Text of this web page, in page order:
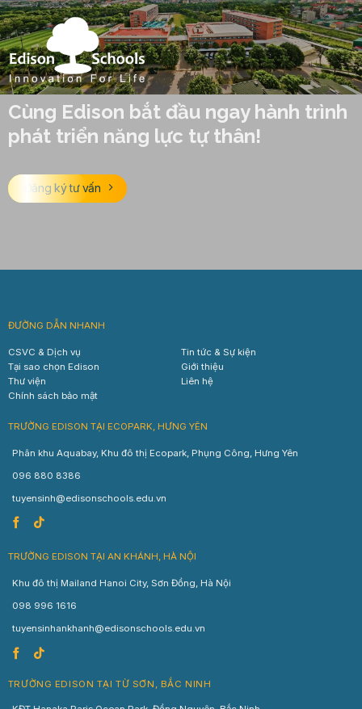
Cùng Edison bắt đầu ngay hành trình
phát triển năng lực tự thân!
Đăng ký tư vấn
ĐƯỜNG DẪN NHANH
CSVC & Dịch vụ
Tin tức & Sự kiện
Tại sao chọn Edison
Giới thiệu
Thư viện
Liên hệ
Chính sách bảo mật
TRƯỜNG EDISON TẠI ECOPARK, HƯNG YÊN
Phân khu Aquabay, Khu đô thị Ecopark, Phụng Công, Hưng Yên
096 880 8386
tuyensinh@edisonschools.edu.vn
TRƯỜNG EDISON TẠI AN KHÁNH, HÀ NỘI
Khu đô thị Mailand Hanoi City, Sơn Đồng, Hà Nội
098 996 1616
tuyensinhankhanh@edisonschools.edu.vn
TRƯỜNG EDISON TẠI TỪ SƠN, BẮC NINH